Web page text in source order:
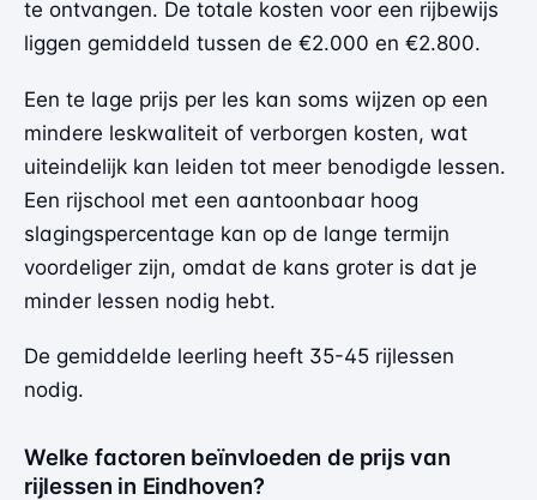
te ontvangen. De totale kosten voor een rijbewijs
liggen gemiddeld tussen de €2.000 en €2.800.
Een te lage prijs per les kan soms wijzen op een
mindere leskwaliteit of verborgen kosten, wat
uiteindelijk kan leiden tot meer benodigde lessen.
Een rijschool met een aantoonbaar hoog
slagingspercentage kan op de lange termijn
voordeliger zijn, omdat de kans groter is dat je
minder lessen nodig hebt.
De gemiddelde leerling heeft 35-45 rijlessen
nodig.
Welke factoren beïnvloeden de prijs van
rijlessen in Eindhoven?